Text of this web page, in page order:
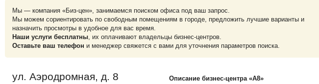
Мы — компания «Биз-цен», занимаемся поиском офиса под ваш запрос.
Мы можем сориентировать по свободным помещениям в городе, предложить лучшие варианты и
назначить просмотры в удобное для вас время.
Наши услуги бесплатны, их оплачивают владельцы бизнес-центров.
Оставьте ваш телефон и менеджер свяжется с вами для уточнения параметров поиска.
ул. Аэродромная, д. 8
Описание бизнес-центра «А8»